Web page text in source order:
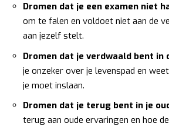
Dromen dat je een examen niet
om te falen en voldoet niet aan de
aan jezelf stelt.
Dromen dat je verdwaald bent in
je onzeker over je levenspad en
je moet inslaan.
Dromen dat je terug bent in je
terug aan oude ervaringen en hoe